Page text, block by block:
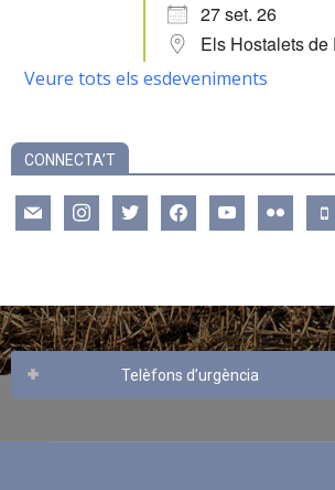
27 set. 26
Els Hostalets de
Veure tots els esdeveniments
CONNECTA’T
mail instagramtwitter facebookyoutube flickr
Telèfons d’urgència